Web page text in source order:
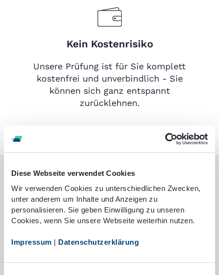
Diese Webseite verwendet Cookies
Wir verwenden Cookies zu unterschiedlichen Zwecken,
unter anderem um Inhalte und Anzeigen zu
personalisieren. Sie geben Einwilligung zu unseren
Cookies, wenn Sie unsere Webseite weiterhin nutzen.
Impressum | Datenschutzerklärung
Kein Kostenrisiko
Unsere Prüfung ist für Sie komplett
kostenfrei und unverbindlich - Sie
können sich ganz entspannt
zurücklehnen.
Zufriedene Kunden